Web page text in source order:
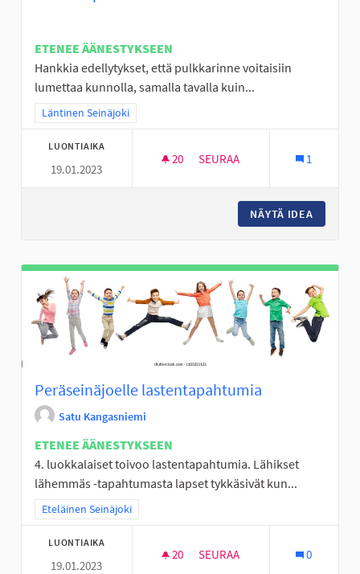
ETENEE ÄÄNESTYKSEEN
Hankkia edellytykset, että pulkkarinne voitaisiin
lumettaa kunnolla, samalla tavalla kuin...
Rajaa tulokset teeman mukaan: Läntinen Seinäjoki
Läntinen Seinäjoki
LUONTIAIKA
19.01.2023
20 20 SEURAAJAA
SEURAA 1
NÄYTÄ IDEA
Peräseinäjoelle lastentapahtumia
Satu Kangasniemi
ETENEE ÄÄNESTYKSEEN
4. luokkalaiset toivoo lastentapahtumia. Lähikset
lähemmäs -tapahtumasta lapset tykkäsivät kun...
Rajaa tulokset teeman mukaan: Eteläinen Seinäjoki
Eteläinen Seinäjoki
LUONTIAIKA
19.01.2023
20 20 SEURAAJAA
SEURAA 0